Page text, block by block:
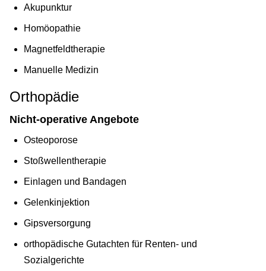
Akupunktur
Homöopathie
Magnetfeldtherapie
Manuelle Medizin
Orthopädie
Nicht-operative Angebote
Osteoporose
Stoßwellentherapie
Einlagen und Bandagen
Gelenkinjektion
Gipsversorgung
orthopädische Gutachten für Renten- und
Sozialgerichte